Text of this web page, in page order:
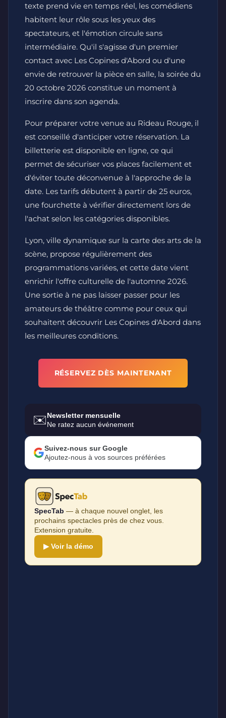
texte prend vie en temps réel, les comédiens
habitent leur rôle sous les yeux des
spectateurs, et l'émotion circule sans
intermédiaire. Qu'il s'agisse d'un premier
contact avec Les Copines d'Abord ou d'une
envie de retrouver la pièce en salle, la soirée du
20 octobre 2026 constitue un moment à
inscrire dans son agenda.
Pour préparer votre venue au Rideau Rouge, il
est conseillé d'anticiper votre réservation. La
billetterie est disponible en ligne, ce qui
permet de sécuriser vos places facilement et
d'éviter toute déconvenue à l'approche de la
date. Les tarifs débutent à partir de 25 euros,
une fourchette à vérifier directement lors de
l'achat selon les catégories disponibles.
Lyon, ville dynamique sur la carte des arts de la
scène, propose régulièrement des
programmations variées, et cette date vient
enrichir l'offre culturelle de l'automne 2026.
Une sortie à ne pas laisser passer pour les
amateurs de théâtre comme pour ceux qui
souhaitent découvrir Les Copines d'Abord dans
les meilleures conditions.
RÉSERVEZ DÈS MAINTENANT
✉️Newsletter mensuelle
Ne ratez aucun événement
Suivez-nous sur Google
Ajoutez-nous à vos sources préférées
SpecTab — à chaque nouvel onglet, les
prochains spectacles près de chez vous.
Extension gratuite.
▶ Voir la démo